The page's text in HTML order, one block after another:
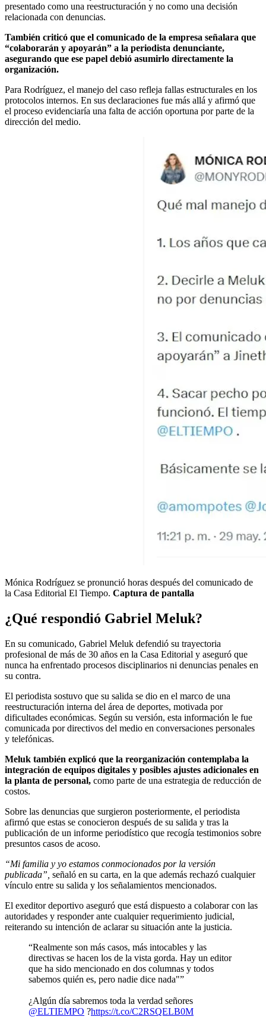
presentado como una reestructuración y no como una decisión
relacionada con denuncias.
También criticó que el comunicado de la empresa señalara que
“colaborarán y apoyarán” a la periodista denunciante,
asegurando que ese papel debió asumirlo directamente la
organización.
Para Rodríguez, el manejo del caso refleja fallas estructurales en los
protocolos internos. En sus declaraciones fue más allá y afirmó que
el proceso evidenciaría una falta de acción oportuna por parte de la
dirección del medio.
Mónica Rodríguez se pronunció horas después del comunicado de
la Casa Editorial El Tiempo. Captura de pantalla
¿Qué respondió Gabriel Meluk?
En su comunicado, Gabriel Meluk defendió su trayectoria
profesional de más de 30 años en la Casa Editorial y aseguró que
nunca ha enfrentado procesos disciplinarios ni denuncias penales en
su contra.
El periodista sostuvo que su salida se dio en el marco de una
reestructuración interna del área de deportes, motivada por
dificultades económicas. Según su versión, esta información le fue
comunicada por directivos del medio en conversaciones personales
y telefónicas.
Meluk también explicó que la reorganización contemplaba la
integración de equipos digitales y posibles ajustes adicionales en
la planta de personal, como parte de una estrategia de reducción de
costos.
Sobre las denuncias que surgieron posteriormente, el periodista
afirmó que estas se conocieron después de su salida y tras la
publicación de un informe periodístico que recogía testimonios sobre
presuntos casos de acoso.
“Mi familia y yo estamos conmocionados por la versión
publicada”, señaló en su carta, en la que además rechazó cualquier
vínculo entre su salida y los señalamientos mencionados.
El exeditor deportivo aseguró que está dispuesto a colaborar con las
autoridades y responder ante cualquier requerimiento judicial,
reiterando su intención de aclarar su situación ante la justicia.
“Realmente son más casos, más intocables y las
directivas se hacen los de la vista gorda. Hay un editor
que ha sido mencionado en dos columnas y todos
sabemos quién es, pero nadie dice nada"”
¿Algún día sabremos toda la verdad señores
@ELTIEMPO ?https://t.co/C2RSQELB0M